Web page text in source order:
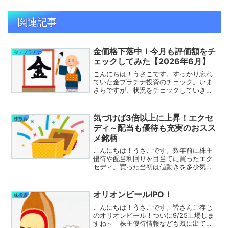
関連記事
金・プラチナ
金価格下落中！今月も評価額をチ
ェックしてみた【2026年6月】
こんにちは！うさこです。すっかり忘れ
ていた金プラチナ投資のチェック。いま
さらですが、状況をチェックしていきま
す。下落幅が続いています(´;ω;｀)プラチ
ナの価格推移...
株投資
気づけば3倍以上に上昇！エクセ
ディ～配当も優待も充実のおスス
メ銘柄
こんにちは！うさこです。数年前に株主
優待や配当利回りを目当てに買ったエク
セディ。買った当初は値動きを多少気に
先日持ち株の利回りをチェックしていた
ところ、この銘柄は全く減...
株投資 オリオンビールIPO！
こんにちは！うさこです。皆さんご存じ
のオリオンビール！ついに9/25上場しま
すね～ 株主優待情報なども既に出てい